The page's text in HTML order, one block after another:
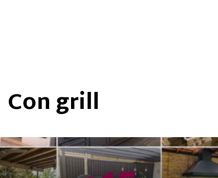
Con grill